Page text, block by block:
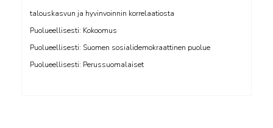
talouskasvun ja hyvinvoinnin korrelaatiosta
Puolueellisesti: Kokoomus
Puolueellisesti: Suomen sosialidemokraattinen puolue
Puolueellisesti: Perussuomalaiset